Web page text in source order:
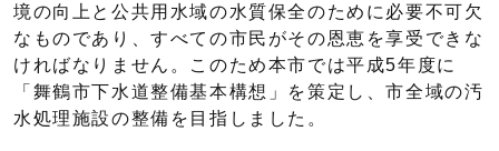
境の向上と公共用水域の水質保全のために必要不可欠
なものであり、すべての市民がその恩恵を享受できな
ければなりません。このため本市では平成5年度に
「舞鶴市下水道整備基本構想」を策定し、市全域の汚
水処理施設の整備を目指しました。